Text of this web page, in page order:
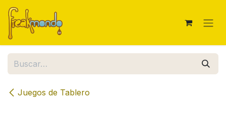
Ir al contenido
Juegos de Tablero